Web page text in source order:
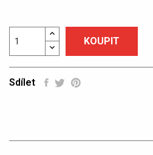
KOUPIT
Sdílet